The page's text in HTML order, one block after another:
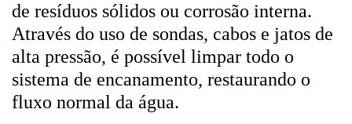
de resíduos sólidos ou corrosão interna.
Através do uso de sondas, cabos e jatos de
alta pressão, é possível limpar todo o
sistema de encanamento, restaurando o
fluxo normal da água.